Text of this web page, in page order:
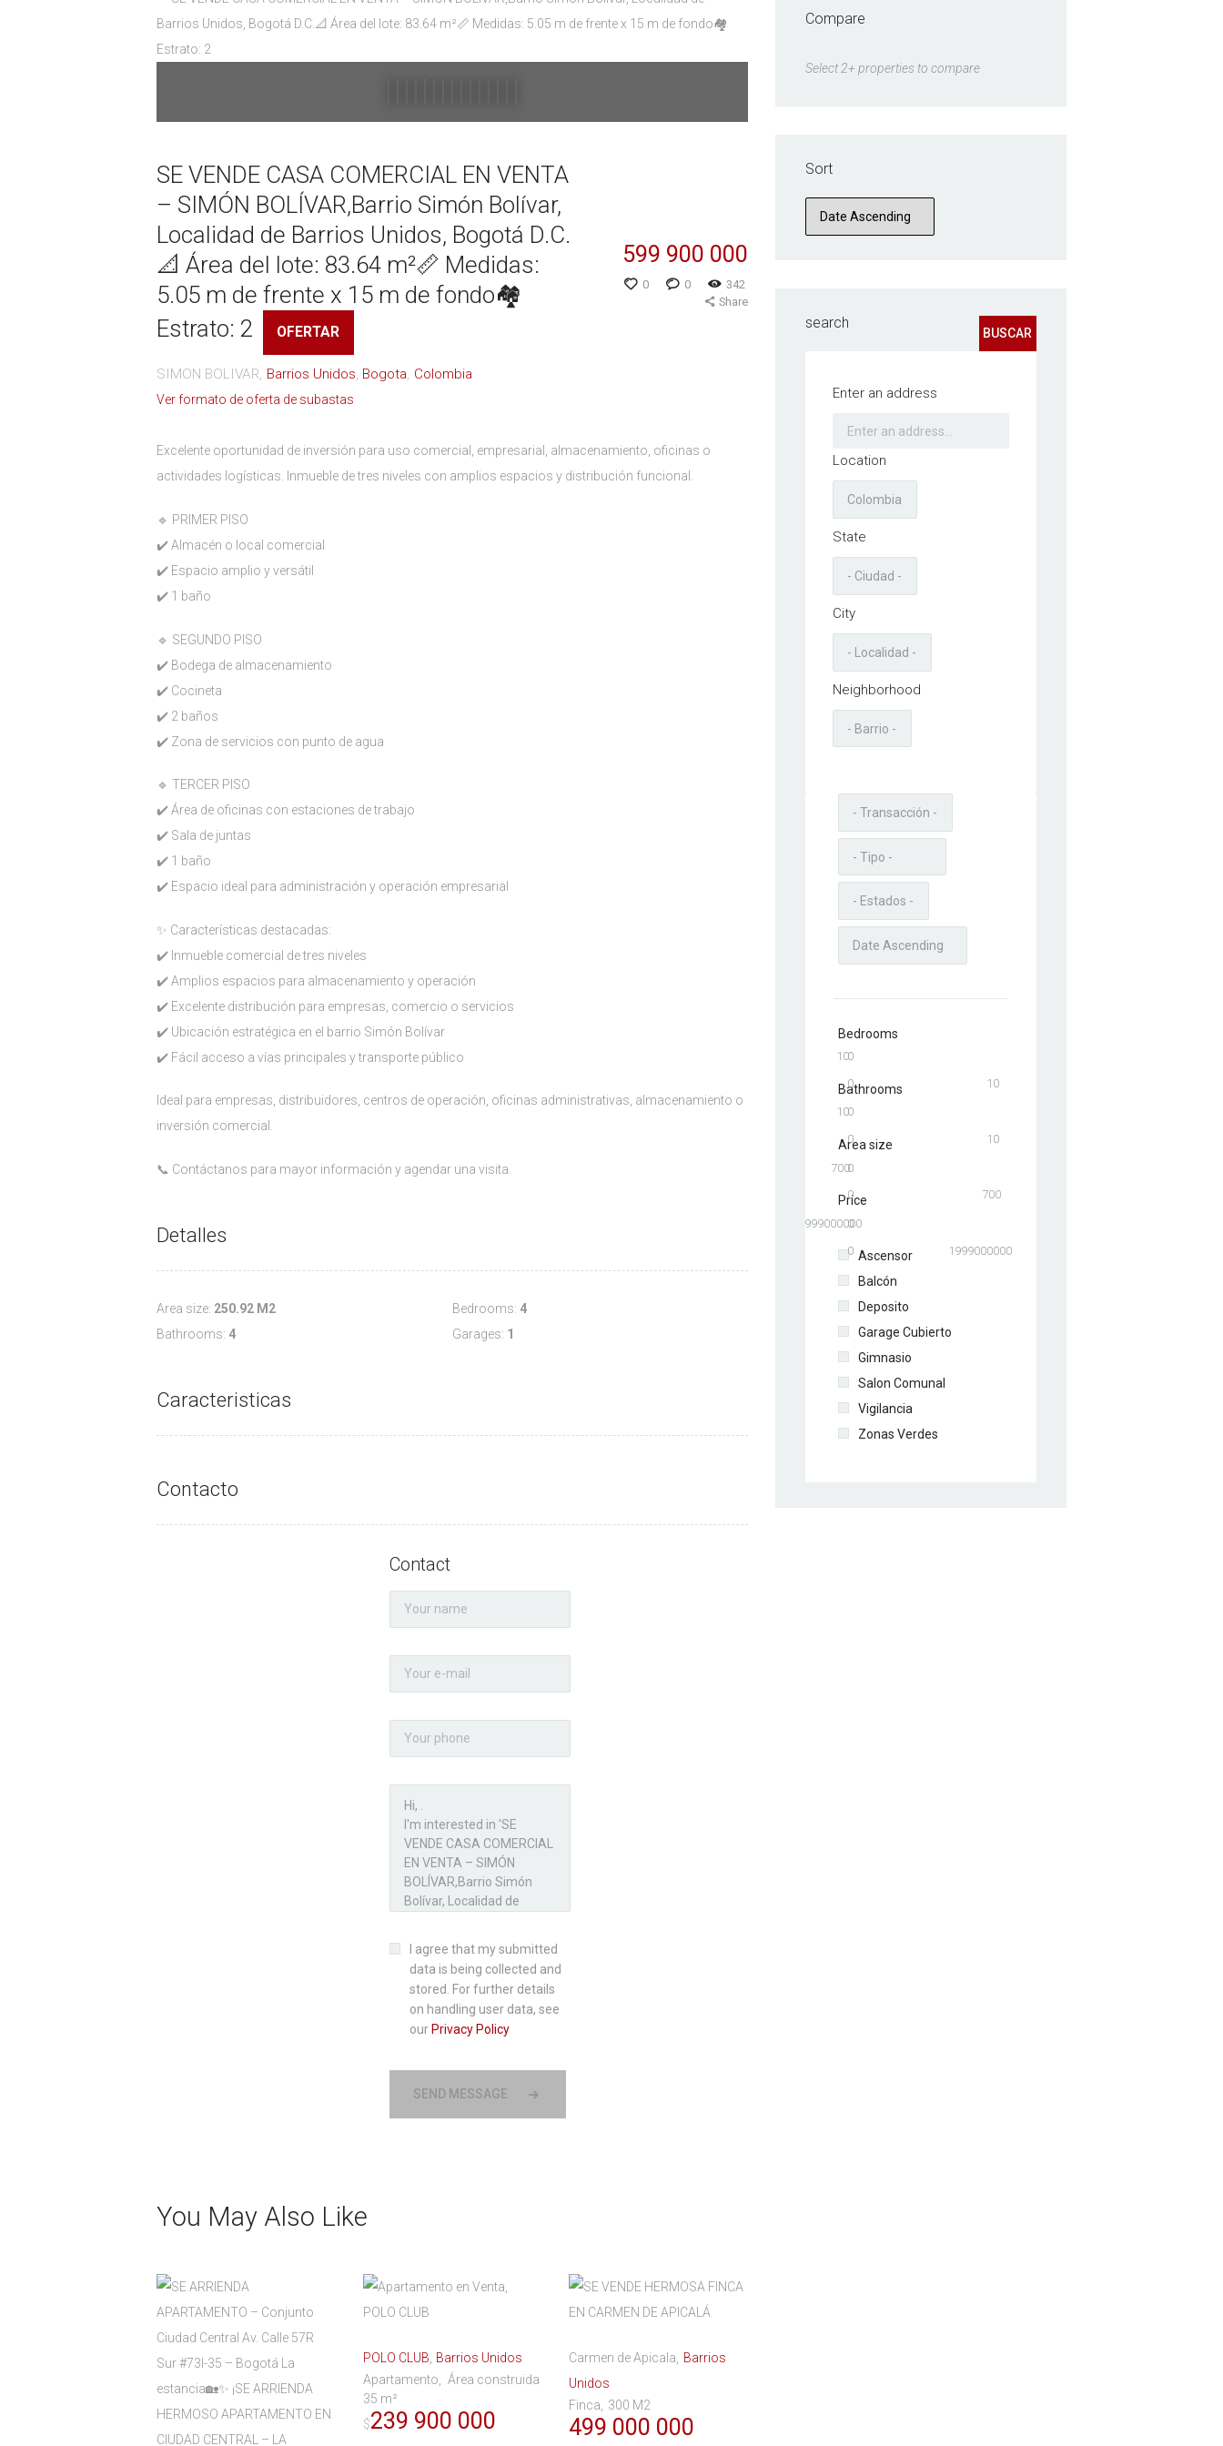
SE VENDE CASA COMERCIAL EN VENTA
– SIMÓN BOLÍVAR,Barrio Simón Bolívar,
Localidad de Barrios Unidos, Bogotá D.C.
📐 Área del lote: 83.64 m²📏 Medidas:
5.05 m de frente x 15 m de fondo🏘️
Estrato: 2
OFERTAR
SIMON BOLIVAR Barrios Unidos Bogota Colombia
599 900 000
342
0
0
Share
Ver formato de oferta de subastas
Excelente oportunidad de inversión para uso comercial, empresarial, almacenamiento, oficinas o
actividades logísticas. Inmueble de tres niveles con amplios espacios y distribución funcional.
🔹 PRIMER PISO
✔️ Almacén o local comercial
✔️ Espacio amplio y versátil
✔️ 1 baño
🔹 SEGUNDO PISO
✔️ Bodega de almacenamiento
✔️ Cocineta
✔️ 2 baños
✔️ Zona de servicios con punto de agua
🔹 TERCER PISO
✔️ Área de oficinas con estaciones de trabajo
✔️ Sala de juntas
✔️ 1 baño
✔️ Espacio ideal para administración y operación empresarial
✨ Características destacadas:
✔️ Inmueble comercial de tres niveles
✔️ Amplios espacios para almacenamiento y operación
✔️ Excelente distribución para empresas, comercio o servicios
✔️ Ubicación estratégica en el barrio Simón Bolívar
✔️ Fácil acceso a vías principales y transporte público
Ideal para empresas, distribuidores, centros de operación, oficinas administrativas, almacenamiento o
inversión comercial.
📞 Contáctanos para mayor información y agendar una visita.
Detalles
Area size: 250.92 M2 Bedrooms: 4
Bathrooms: 4 Garages: 1
Caracteristicas
Contacto
Contact
I agree that my submitted
data is being collected and
stored. For further details
on handling user data, see
our Privacy Policy
SEND MESSAGE
You May Also Like
POLO CLUB Barrios Unidos
Apartamento
Área construida
35 m²
$239 900 000
Carmen de Apicala
Barrios
Unidos
Finca
300 M2
499 000 000
Compare
Select 2+ properties to compare
Sort
search
Enter an address
Location
State
City
Neighborhood
BUSCAR
Bedrooms
0 10
0
10
Bathrooms
0 10
0
10
Area size
0 700
0
700
Price
0 1999000000
0
1999000000
Ascensor
Balcón
Deposito
Garage Cubierto
Gimnasio
Salon Comunal
Vigilancia
Zonas Verdes